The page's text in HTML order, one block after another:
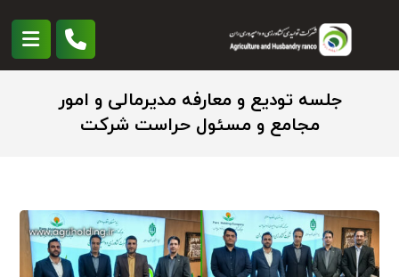
جلسه تودیع و معارفه مدیرمالی و امور
مجامع و مسئول حراست شرکت